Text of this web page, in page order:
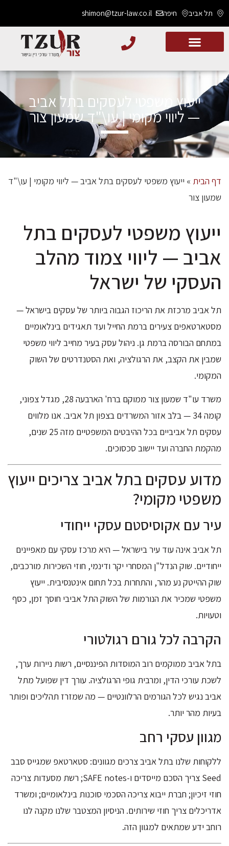
תל אביב חיפה shimon@tzur-law.co.il
ייעוץ משפטי לעסקים בתל אביב
— ליווי מקומי | עו\"ד שמעון צור
דף הבית » ייעוץ משפטי לעסקים בתל אביב — ליווי מקומי | עו\"ד
שמעון צור
ייעוץ משפטי לעסקים בתל
אביב — ליווי צמוד מהלב
העסקי של ישראל
תל אביב מרכזת את הריכוז הגבוה ביותר של עסקים בישראל —
מסטארטאפים צעירים ברמת החייל ועד תאגידים בינלאומיים
במתחם הבורסה ברמת גן. ניהול עסק בעיר מחייב ליווי משפטי
שמבין את הקצב, את הרגולציה, ואת הסטנדרטים של השוק
המקומי.
משרד עו"ד שמעון צור ממוקם ברח' הארבעה 28, מגדל צפוני,
קומה 34 — בלב אזור המשרדים בצפון תל אביב. אנו מלווים
עסקים תל אביביים בכל ההיבטים המשפטיים מזה 25 שנים,
מהקמת החברה ועד יישוב סכסוכים.
מדוע עסקים בתל אביב צריכים ייעוץ
משפטי מקומי?
עיר עם אקוסיסטם עסקי ייחודי
תל אביב אינה עוד עיר בישראל — היא מרכז עסקי עם מאפיינים
ייחודיים. שוק הנדל"ן המסחרי יקר ודינמי, חוזי השכירות מורכבים,
שוק ההייטק נע מהר, והתחרות בכל תחום אינטנסיבית. ייעוץ
משפטי שמכיר את הנורמות של השוק התל אביבי חוסך זמן, כסף
וטעויות.
הקרבה לכל גורם רגולטורי
בתל אביב ממוקמים רוב המוסדות הפיננסיים, רשות ניירות ערך,
לשכת עורכי הדין, ומרבית גופי הרגולציה. עורך דין שפועל מתל
אביב נגיש לכל הגורמים הרלוונטיים — מה שמזרז תהליכים ופותר
בעיות מהר יותר.
מגוון עסקי רחב
ללקוחות שלנו בתל אביב צרכים מגוונים: סטארטאפ שמגייס סבב
Seed צריך הסכם מייסדים ו-SAFE notes; רשת מסעדות צריכה
חוזי זיכיון; חברת ייבוא צריכה הסכמי סוכנות בינלאומיים; ומשרד
אדריכלים צריך חוזי שירותים. הניסיון המצטבר שלנו מקנה לנו
רוחב ידע שמתאים למגוון הזה.